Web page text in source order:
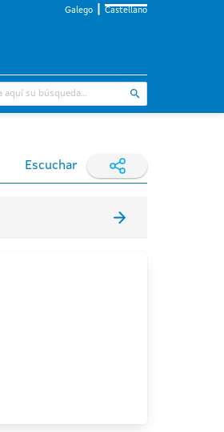
Galego Castellano
Escuchar